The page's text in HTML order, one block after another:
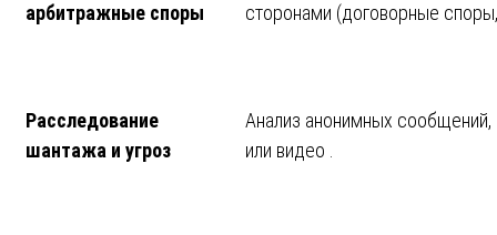
арбитражные споры
сторонами (договорные
Расследование
шантажа и угроз
Анализ анонимных
или видео .